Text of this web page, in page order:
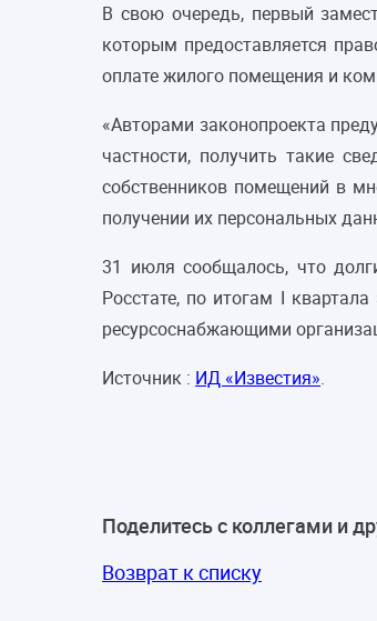
В свою очередь, первый
которым предоставляется
оплате жилого помещения и
«Авторами законопроекта
частности, получить такие
собственников помещений в
получении их персональных
31 июля сообщалось, что
Росстате, по итогам I
ресурсоснабжающими
Источник : ИД «Известия».
Поделитесь с коллегами и
Возврат к списку